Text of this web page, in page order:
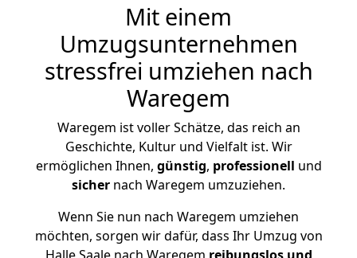
Mit einem
Umzugsunternehmen
stressfrei umziehen nach
Waregem
Waregem ist voller Schätze, das reich an
Geschichte, Kultur und Vielfalt ist. Wir
ermöglichen Ihnen, günstig, professionell und
sicher nach Waregem umzuziehen.
Wenn Sie nun nach Waregem umziehen
möchten, sorgen wir dafür, dass Ihr Umzug von